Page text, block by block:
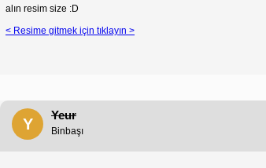
alın resim size :D
< Resime gitmek için tıklayın >
Y
Yeur
Binbaşı